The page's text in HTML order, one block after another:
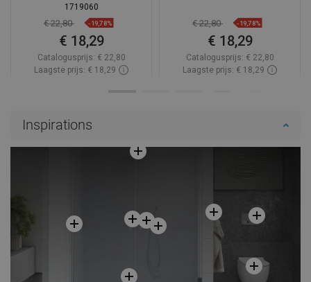
1719060
€ 22,80 -19,78%
€ 18,29
Catalogusprijs: € 22,80
Laagste prijs: € 18,29
€ 22,80 -19,78%
€ 18,29
Catalogusprijs: € 22,80
Laagste prijs: € 18,29
Inspirations